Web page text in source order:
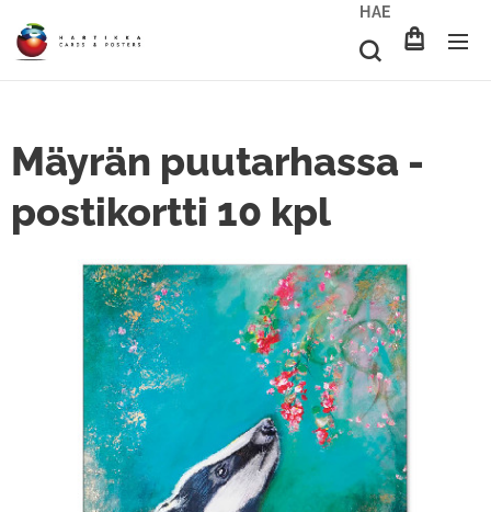
HAE
Mäyrän puutarhassa -
postikortti 10 kpl